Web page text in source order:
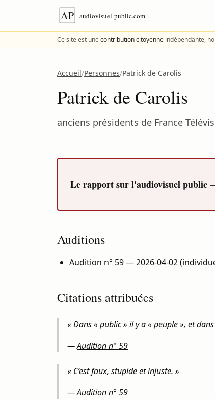
Aller au contenu
Ce site est unecontribution citoyenne indépendante,
Accueil/Personnes/Patrick de Carolis
Patrick de Carolis
anciens présidents de France
Le rapport sur l'audiovisuel public
Auditions
Audition n° 59 — 2026-04-02
Citations attribuées
« Dans « public » il y a « peuple », et
—Audition n° 59
« C’est faux, stupide et injuste. »
—Audition n° 59